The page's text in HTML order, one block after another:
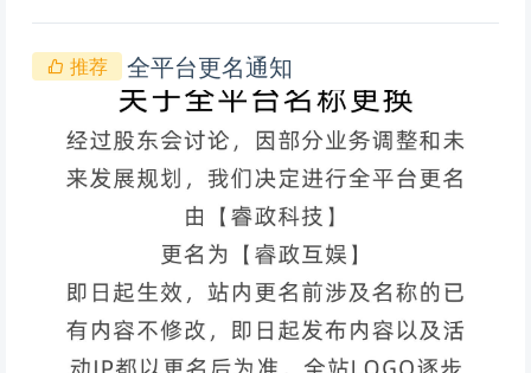
推荐 全平台更名通知